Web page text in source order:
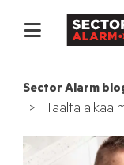
Sector Alarm
Täältä alkaa